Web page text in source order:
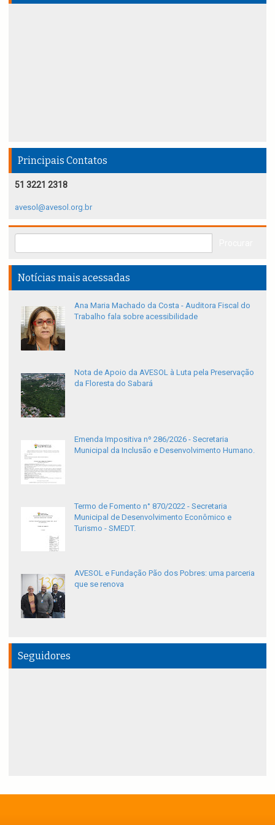
Principais Contatos
51 3221 2318
avesol@avesol.org.br
Notícias mais acessadas
Ana Maria Machado da Costa - Auditora Fiscal do
Trabalho fala sobre acessibilidade
Nota de Apoio da AVESOL à Luta pela Preservação
da Floresta do Sabará
Emenda Impositiva nº 286/2026 - Secretaria
Municipal da Inclusão e Desenvolvimento Humano.
Termo de Fomento n° 870/2022 - Secretaria
Municipal de Desenvolvimento Econômico e
Turismo - SMEDT.
AVESOL e Fundação Pão dos Pobres: uma parceria
que se renova
Seguidores